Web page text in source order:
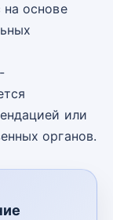
на основе
или
органов.